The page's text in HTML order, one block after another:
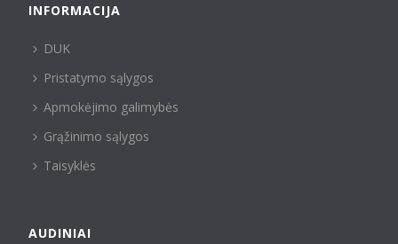
INFORMACIJA
DUK
Pristatymo sąlygos
Apmokėjimo galimybės
Grąžinimo sąlygos
Taisyklės
AUDINIAI